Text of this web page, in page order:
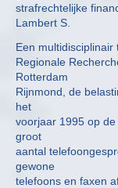
strafrechtelijke
Lambert S.
Een
Regionale
Rotterdam
Rijnmond, de
het
voorjaar 1995 op
groot
aantal
gewone
telefoons en faxen